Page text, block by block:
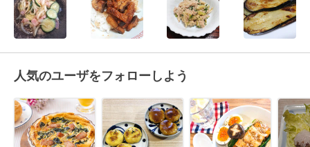
人気のユーザをフォローしよう